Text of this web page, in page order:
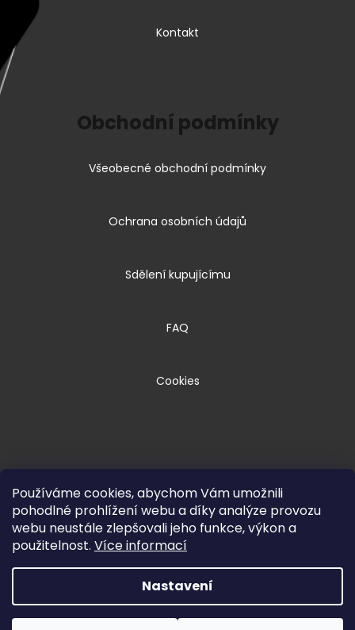
Používáme cookies, abychom Vám umožnili
pohodlné prohlížení webu a díky analýze provozu
webu neustále zlepšovali jeho funkce, výkon a
použitelnost. Více informací
Nastavení
Kontakt
Obchodní podmínky
Všeobecné obchodní podmínky
Ochrana osobních údajů
Sdělení kupujícímu
FAQ
Cookies
Vytvořil Shoptet Premium
Copyright 2026HPM TEC, s.r.o.
. Všechna